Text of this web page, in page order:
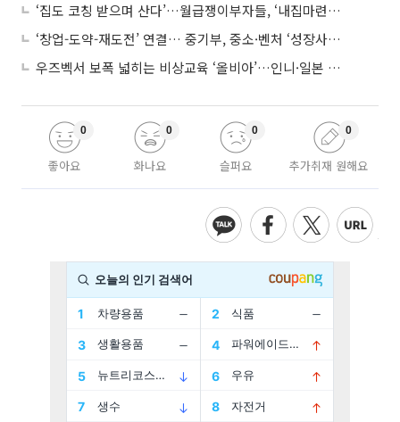
‘집도 코칭 받으며 산다’…월급쟁이부자들, ‘내집마련’ 신청 증가세
‘창업-도약-재도전’ 연결… 중기부, 중소·벤처 ‘성장사다리’ 짓는다
우즈벡서 보폭 넓히는 비상교육 ‘올비아’…인니·일본 진출 타진
좋아요
0
화나요
0
슬퍼요
0
추가취재 원해요
0